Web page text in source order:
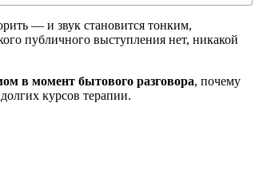
— и звук становится тонким,
публичного выступления нет, никакой
в момент бытового разговора, почему
курсов терапии.